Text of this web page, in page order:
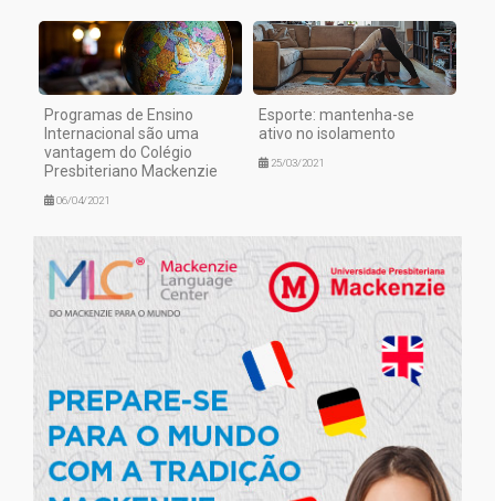
Programas de Ensino
Internacional são uma
vantagem do Colégio
Presbiteriano Mackenzie
06/04/2021
Esporte: mantenha-se
ativo no isolamento
25/03/2021